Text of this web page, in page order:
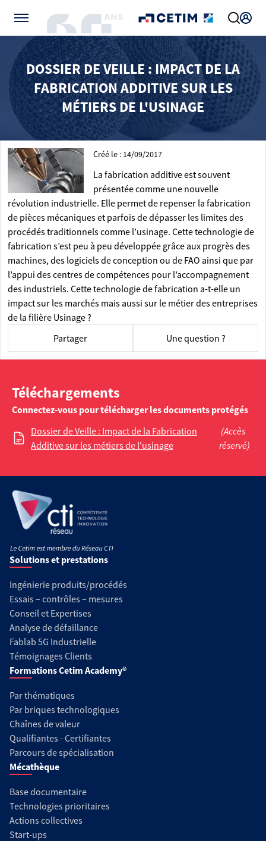
DOSSIER DE VEILLE : IMPACT DE LA
FABRICATION ADDITIVE SUR LES
MÉTIERS DE L'USINAGE
Créé le : 14/09/2017
La fabrication additive est souvent
présentée comme une nouvelle
révolution industrielle. Elle permet de repenser la fabrication
de pièces mécaniques et parfois de dépasser les limites des
procédés traditionnels comme l’usinage. Cette technologie de
fabrication s’est peu à peu développée grâce aux progrès des
machines, des logiciels de conception ou de FAO ainsi que par
l’appui des centres de compétences pour l’accompagnement
des industriels. Cette technologie de fabrication a-t-elle un
impact sur les marchés mais aussi sur le métier des entreprises
de la filière Usinage ?
Partager
Une question ?
Téléchargements
Connectez-vous pour télécharger les documents protégés
Dossier de Veille : Impact de la Fabrication
Additive sur les métiers de l'usinage
(Accès
réservé)
Solutions et prestations
Ingénierie produits/procédés
Essais – contrôles – mesures
Conseil et Expertises
Analyse de défaillance
Fablab 5G Industrielle
Témoignages Clients
Formations Cetim Academy®
Par thématiques
Par briques technologiques
Chaînes de valeur
Qualifiantes - Certifiantes
Parcours de spécialisation
Mécathèque
Base documentaire
Technologies prioritaires
Actions collectives
Start-ups